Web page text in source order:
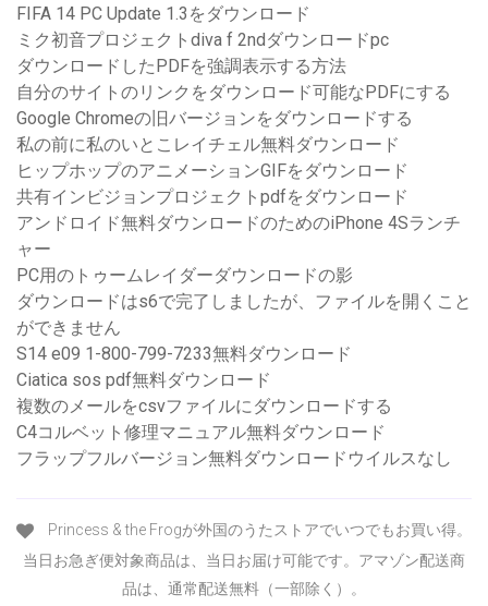
FIFA 14 PC Update 1.3をダウンロード
ミク初音プロジェクトdiva f 2ndダウンロードpc
ダウンロードしたPDFを強調表示する方法
自分のサイトのリンクをダウンロード可能なPDFにする
Google Chromeの旧バージョンをダウンロードする
私の前に私のいとこレイチェル無料ダウンロード
ヒップホップのアニメーションGIFをダウンロード
共有インビジョンプロジェクトpdfをダウンロード
アンドロイド無料ダウンロードのためのiPhone 4Sランチ
ャー
PC用のトゥームレイダーダウンロードの影
ダウンロードはs6で完了しましたが、ファイルを開くこと
ができません
S14 e09 1-800-799-7233無料ダ​​ウンロード
Ciatica sos pdf無料ダウンロード
複数のメールをcsvファイルにダウンロードする
C4コルベット修理マニュアル無料ダウンロード
フラップフルバージョン無料ダウンロードウイルスなし
Princess & the Frogが外国のうたストアでいつでもお買い得。
当日お急ぎ便対象商品は、当日お届け可能です。アマゾン配送商
品は、通常配送無料（一部除く）。